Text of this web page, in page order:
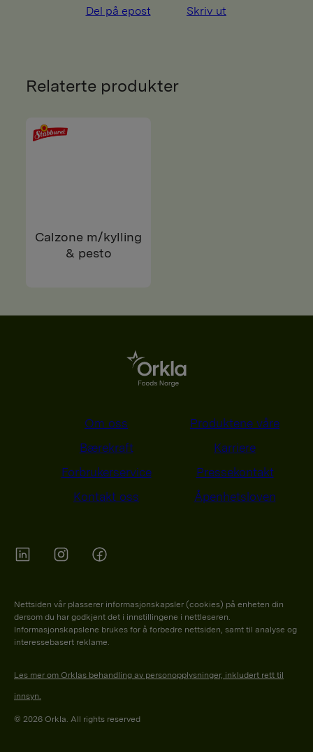
Del på epost Skriv ut
Relaterte produkter
Calzone m/kylling
& pesto
Om oss
Produktene våre
Bærekraft
Karriere
Forbrukerservice
Pressekontakt
Kontakt oss
Åpenhetsloven
Nettsiden vår plasserer informasjonskapsler (cookies) på enheten din
dersom du har godkjent det i innstillingene i nettleseren.
Informasjonskapslene brukes for å forbedre nettsiden, samt til analyse og
interessebasert reklame.
Les mer om Orklas behandling av personopplysninger, inkludert rett til
innsyn.
© 2026 Orkla. All rights reserved